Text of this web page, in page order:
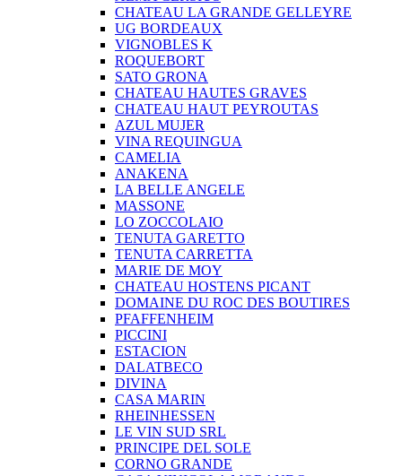
CHATEAU LA GRANDE GELLEYRE
UG BORDEAUX
VIGNOBLES K
ROQUEBORT
SATO GRONA
CHATEAU HAUTES GRAVES
CHATEAU HAUT PEYROUTAS
AZUL MUJER
VINA REQUINGUA
CAMELIA
ANAKENA
LA BELLE ANGELE
MASSONE
LO ZOCCOLAIO
TENUTA GARETTO
TENUTA CARRETTA
MARIE DE MOY
CHATEAU HOSTENS PICANT
DOMAINE DU ROC DES BOUTIRES
PFAFFENHEIM
PICCINI
ESTACION
DALATBECO
DIVINA
CASA MARIN
RHEINHESSEN
LE VIN SUD SRL
PRINCIPE DEL SOLE
CORNO GRANDE